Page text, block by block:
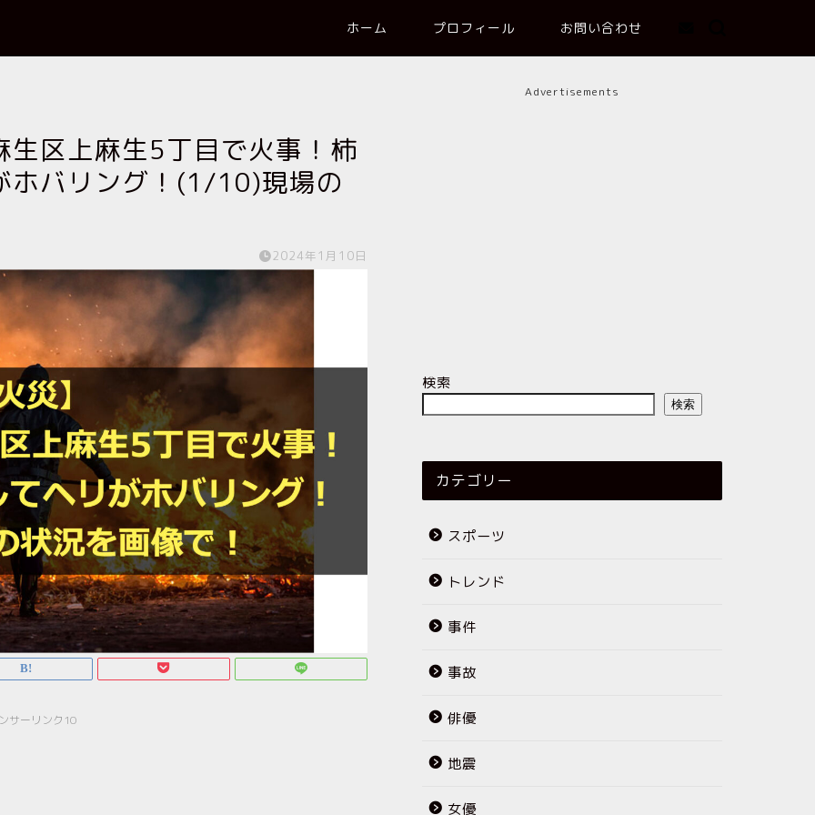
ホーム プロフィール お問い合わせ
区上麻生5丁目で火事！柿
ホバリング！(1/10)現場の
2024年1月10日
サーリンク10
Advertisements
検索
検索
カテゴリー
スポーツ
トレンド
事件
事故
俳優
地震
女優